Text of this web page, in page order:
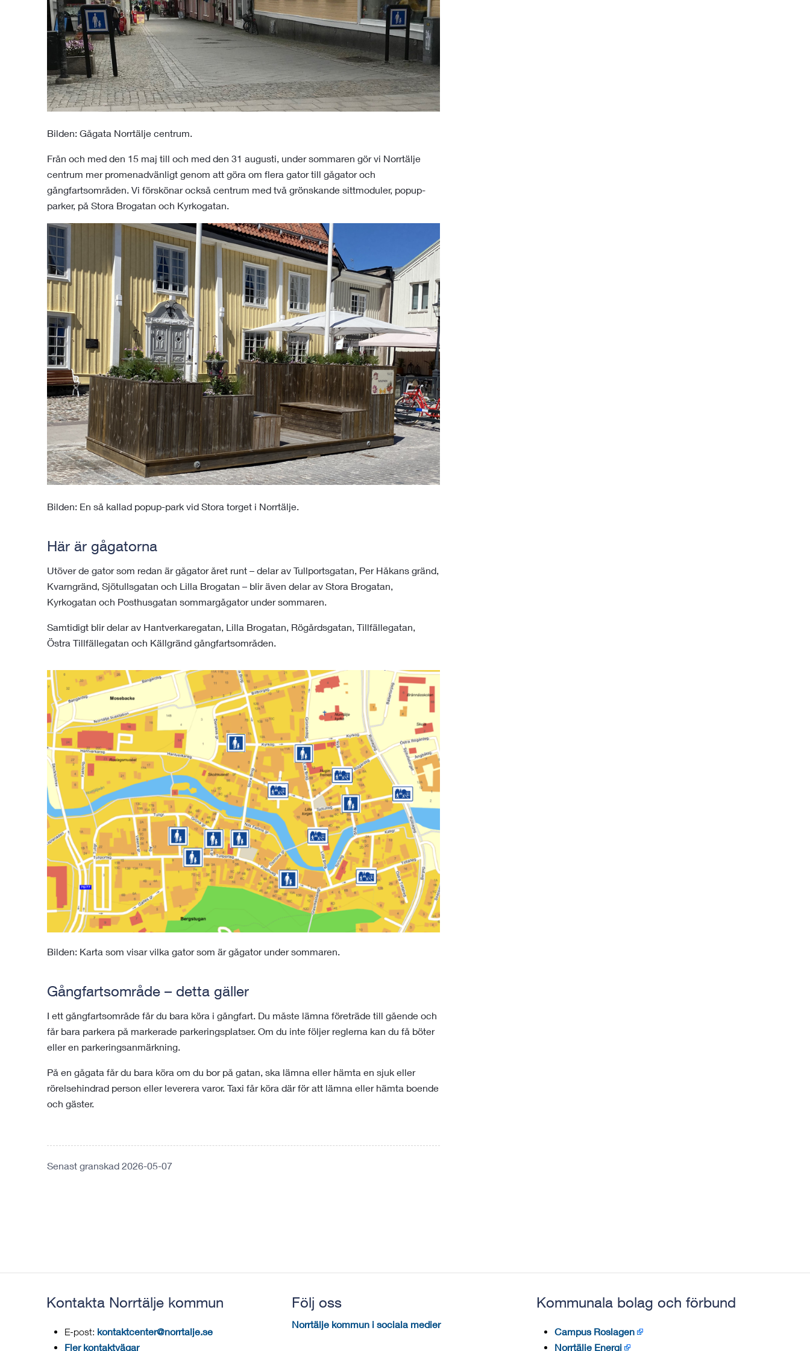
Bilden: Gågata Norrtälje centrum.
Från och med den 15 maj till och med den 31 augusti, under sommaren gör vi Norrtälje
centrum mer promenadvänligt genom att göra om flera gator till gågator och
gångfartsområden. Vi förskönar också centrum med två grönskande sittmoduler, popup-
parker, på Stora Brogatan och Kyrkogatan.
Bilden: En så kallad popup-park vid Stora torget i Norrtälje.
Här är gågatorna
Utöver de gator som redan är gågator året runt – delar av Tullportsgatan, Per Håkans gränd,
Kvarngränd, Sjötullsgatan och Lilla Brogatan – blir även delar av Stora Brogatan,
Kyrkogatan och Posthusgatan sommargågator under sommaren.
Samtidigt blir delar av Hantverkaregatan, Lilla Brogatan, Rögårdsgatan, Tillfällegatan,
Östra Tillfällegatan och Källgränd gångfartsområden.
Bilden: Karta som visar vilka gator som är gågator under sommaren.
Gångfartsområde – detta gäller
I ett gångfartsområde får du bara köra i gångfart. Du måste lämna företräde till gående och
får bara parkera på markerade parkeringsplatser. Om du inte följer reglerna kan du få böter
eller en parkeringsanmärkning.
På en gågata får du bara köra om du bor på gatan, ska lämna eller hämta en sjuk eller
rörelsehindrad person eller leverera varor. Taxi får köra där för att lämna eller hämta boende
och gäster.
Senast granskad 2026-05-07
Kontakta Norrtälje kommun
E-post: kontaktcenter@norrtalje.se
Fler kontaktvägar
Följ oss
Norrtälje kommun i sociala medier
Kommunala bolag och förbund
Campus Roslagen
Norrtälje Energi